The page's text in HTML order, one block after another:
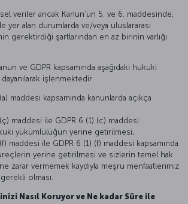
veriler ancak Kanun’un 5. ve 6. maddesinde,
yer alan durumlarda ve/veya uluslararası
gerektirdiği şartlarından en az birinin varlığı
ve GDPR kapsamında aşağıdaki hukuki
işlenmektedir.
maddesi kapsamında kanunlarda açıkça
maddesi ile GDPR 6 (1) (c) maddesi
yükümlülüğün yerine getirilmesi,
maddesi ile GDPR 6 (1) (f) maddesi kapsamında
yerine getirilmesi ve sizlerin temel hak
zarar vermemek kaydıyla meşru menfaatlerimiz
olması.
Nasıl Koruyor ve Ne kadar Süre ile